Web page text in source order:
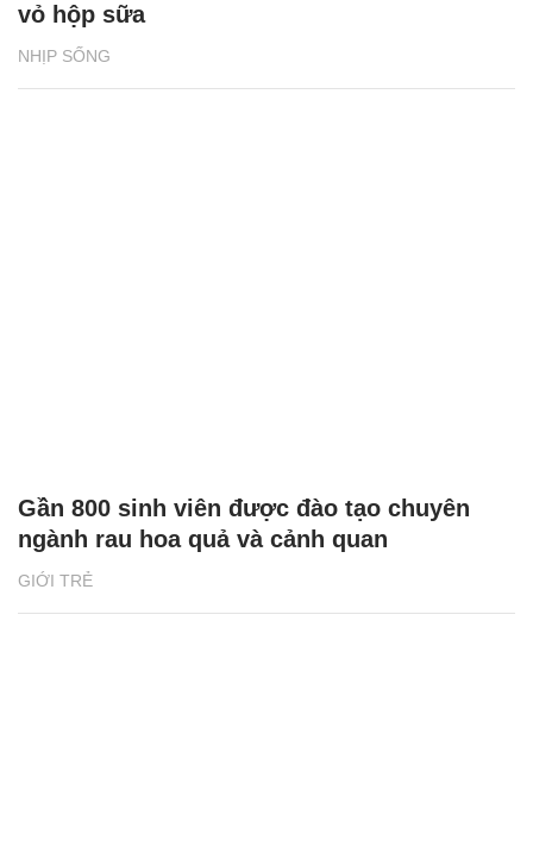
NHỊP SỐNG
vỏ hộp sữa
GIỚI TRẺ
Gần 800 sinh viên được đào tạo chuyên
ngành rau hoa quả và cảnh quan